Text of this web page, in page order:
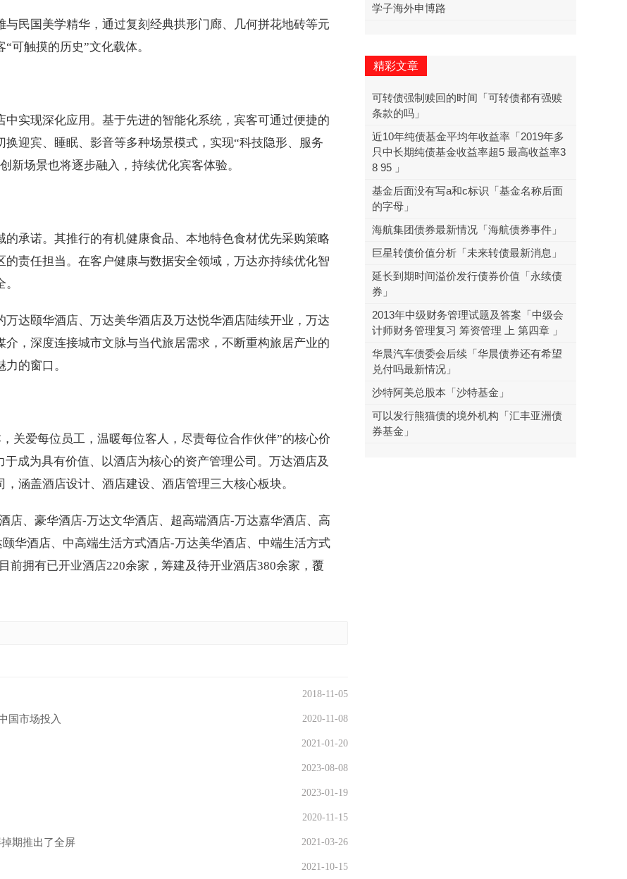
民国美学精华，通过复刻经典拱形门廊、几何拼花地砖等元
可触摸的历史”文化载体。
实现深化应用。基于先进的智能化系统，宾客可通过便捷的
迎宾、睡眠、影音等多种场景模式，实现“科技隐形、服务
新场景也将逐步融入，持续优化宾客体验。
承诺。其推行的有机健康食品、本地特色食材优先采购策略
责任担当。在客户健康与数据安全领域，万达亦持续优化智
达颐华酒店、万达美华酒店及万达悦华酒店陆续开业，万达
，深度连接城市文脉与当代旅居需求，不断重构旅居产业的
的窗口。
关爱每位员工，温暖每位客人，尽责每位合作伙伴”的核心价
成为具有价值、以酒店为核心的资产管理公司。万达酒店及
涵盖酒店设计、酒店建设、酒店管理三大核心板块。
店、豪华酒店-万达文华酒店、超高端酒店-万达嘉华酒店、高
华酒店、中高端生活方式酒店-万达美华酒店、中端生活方式
前拥有已开业酒店220余家，筹建及待开业酒店380余家，覆
2018-11-05
国市场投入 2020-11-08
2021-01-20
2023-08-08
2023-01-19
2020-11-15
期推出了全屏 2021-03-26
2021-10-15
学子海外申博路
精彩文章
可转债强制赎回的时间「可转债都有强赎
条款的吗」
近10年纯债基金平均年收益率「2019年多
只中长期纯债基金收益率超5 最高收益率3
8 95 」
基金后面没有写a和c标识「基金名称后面
的字母」
海航集团债券最新情况「海航债券事件」
巨星转债价值分析「未来转债最新消息」
延长到期时间溢价发行债券价值「永续债
券」
2013年中级财务管理试题及答案「中级会
计师财务管理复习 筹资管理 上 第四章 」
华晨汽车债委会后续「华晨债券还有希望
兑付吗最新情况」
沙特阿美总股本「沙特基金」
可以发行熊猫债的境外机构「汇丰亚洲债
券基金」